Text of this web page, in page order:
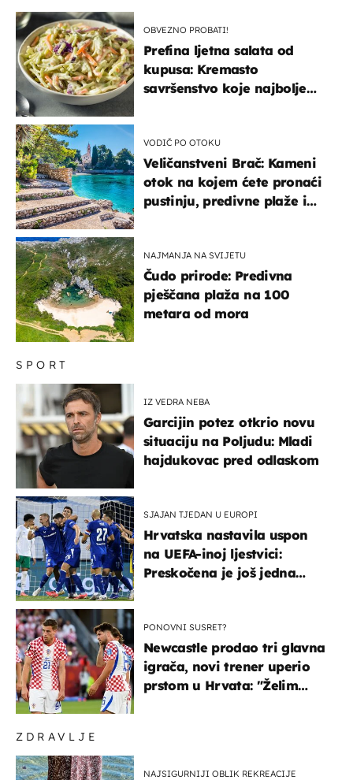
ZDRAVLJE
NAJSIGURNIJI OBLIK REKREACIJE
SPORT
IZ VEDRA NEBA
Garcijin potez otkrio novu
situaciju na Poljudu: Mladi
hajdukovac pred odlaskom
SJAJAN TJEDAN U EUROPI
Hrvatska nastavila uspon
na UEFA-inoj ljestvici:
Preskočena je još jedna
PONOVNI SUSRET?
Newcastle prodao tri glavna
igrača, novi trener uperio
prstom u Hrvata: "Želim
OBVEZNO PROBATI!
Prefina ljetna salata od
kupusa: Kremasto
savršenstvo koje najbolje
VODIČ PO OTOKU
Veličanstveni Brač: Kameni
otok na kojem ćete pronaći
pustinju, predivne plaže i
NAJMANJA NA SVIJETU
Čudo prirode: Predivna
pješčana plaža na 100
metara od mora